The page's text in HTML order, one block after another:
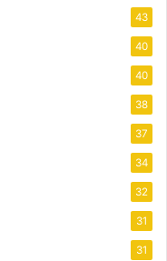
43
40
40
38
37
34
32
31
31